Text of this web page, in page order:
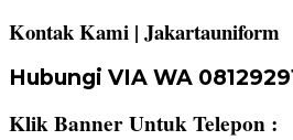
Kontak Kami | Jakartauniform
Hubungi VIA WA
Klik Banner Untuk Telepon :